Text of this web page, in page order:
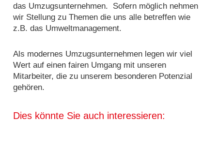
das Umzugsunternehmen. Sofern möglich nehmen
wir Stellung zu Themen die uns alle betreffen wie
z.B. das Umweltmanagement.
Als modernes Umzugsunternehmen legen wir viel
Wert auf einen fairen Umgang mit unseren
Mitarbeiter, die zu unserem besonderen Potenzial
gehören.
Dies könnte Sie auch interessieren: